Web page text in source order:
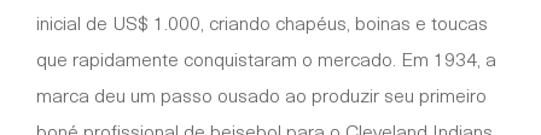
inicial de US$ 1.000, criando chapéus, boinas e toucas
que rapidamente conquistaram o mercado. Em 1934, a
marca deu um passo ousado ao produzir seu primeiro